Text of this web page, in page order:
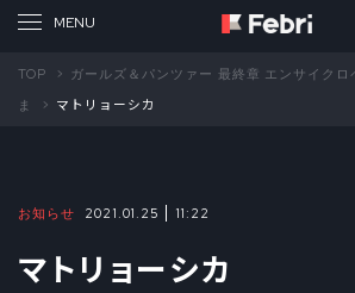
TOP ガールズ＆パンツァー 最終章 エンサイクロ
ま
マトリョーシカ
お知らせ 2021.01.25 11:22
マトリョーシカ